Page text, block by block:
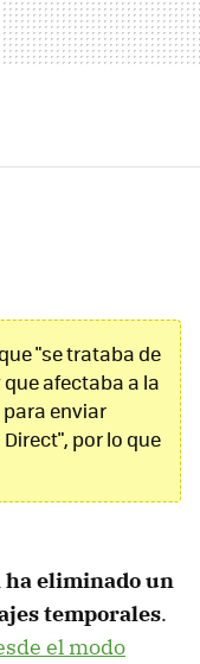
"se trataba de
afectaba a la
enviar
por lo que
ha eliminado un
temporales.
el modo